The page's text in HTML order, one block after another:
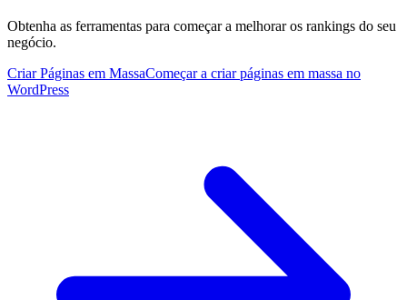
Obtenha as ferramentas para começar a melhorar os rankings do seu
negócio.
Criar Páginas em MassaComeçar a criar páginas em massa no
WordPress